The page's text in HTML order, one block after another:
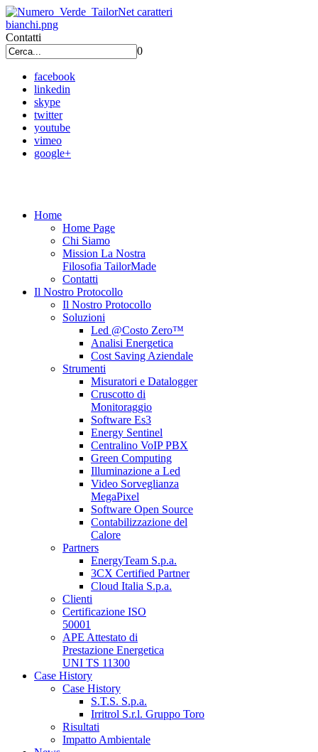
Contatti
0
facebook
linkedin
skype
twitter
youtube
vimeo
google+
Home
Home Page
Chi Siamo
Mission La Nostra
Filosofia TailorMade
Contatti
Il Nostro Protocollo
Il Nostro Protocollo
Soluzioni
Led @Costo Zero™
Analisi Energetica
Cost Saving Aziendale
Strumenti
Misuratori e Datalogger
Cruscotto di
Monitoraggio
Software Es3
Energy Sentinel
Centralino VoIP PBX
Green Computing
Illuminazione a Led
Video Sorveglianza
MegaPixel
Software Open Source
Contabilizzazione del
Calore
Partners
EnergyTeam S.p.a.
3CX Certified Partner
Cloud Italia S.p.a.
Clienti
Certificazione ISO
50001
APE Attestato di
Prestazione Energetica
UNI TS 11300
Case History
Case History
S.T.S. S.p.a.
Irritrol S.r.l. Gruppo Toro
Risultati
Impatto Ambientale